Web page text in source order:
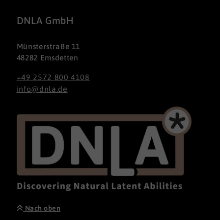
DNLA GmbH
Münsterstraße 11
48282 Emsdetten
+49 2572 800 4108
info@dnla.de
Nach oben